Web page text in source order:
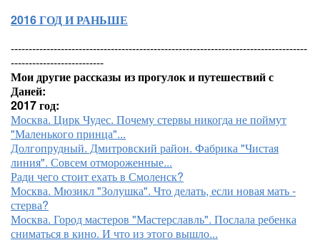
2016 ГОД И РАНЬШЕ
-----------------------------------------------------------------------------------
--------------------------
Мои другие рассказы из прогулок и путешествий с
Даней:
2017 год:
Москва. Цирк Чудес. Почему стервы никогда не поймут
"Маленького принца"...
Долгопрудный. Дмитровский район. Фабрика "Чистая
линия". Совсем отмороженные...
Ради чего стоит ехать в Смоленск?
Москва. Мюзикл "Золушка". Что делать, если новая мать -
стерва?
Москва. Город мастеров "Мастерславль". Послала ребенка
сниматься в кино. И что из этого вышло...